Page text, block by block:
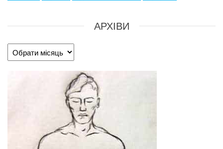
АРХІВИ
Архіви